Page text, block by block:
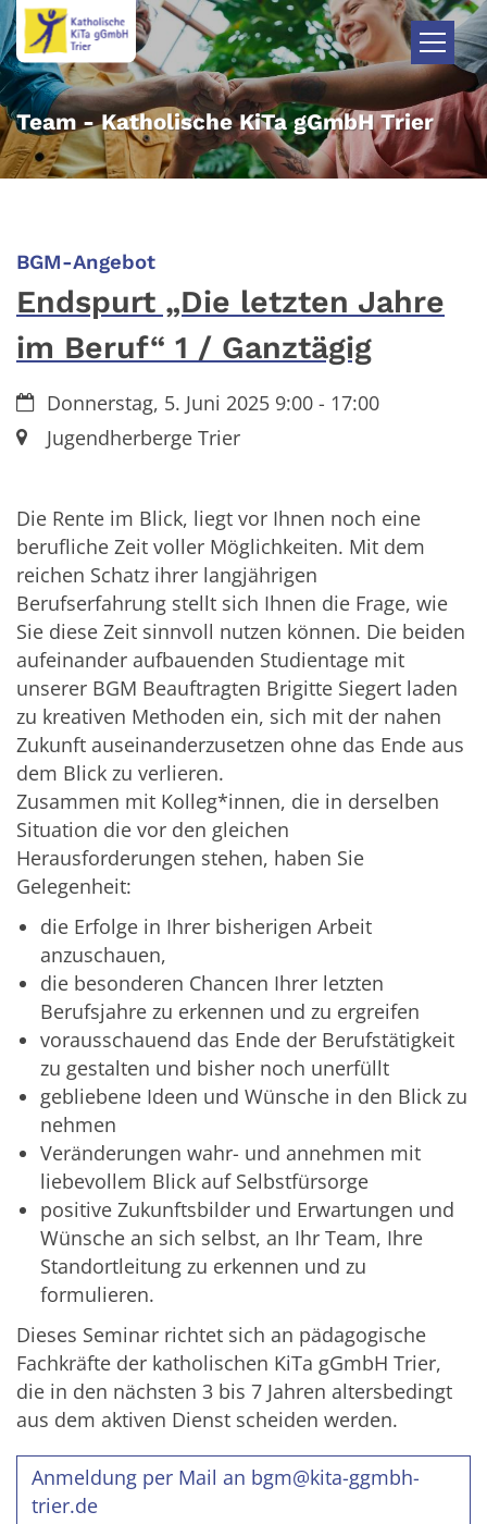
Zum Inhalt springen
Team - Katholische KiTa gGmbH Trier
BGM-Angebot:
Endspurt „Die letzten Jahre
im Beruf“ 1 / Ganztägig
Datum:Donnerstag, 5. Juni 2025 9:00 - 17:00
Ort:Jugendherberge Trier
Die Rente im Blick, liegt vor Ihnen noch eine
berufliche Zeit voller Möglichkeiten. Mit dem
reichen Schatz ihrer langjährigen
Berufserfahrung stellt sich Ihnen die Frage, wie
Sie diese Zeit sinnvoll nutzen können. Die beiden
aufeinander aufbauenden Studientage mit
unserer BGM Beauftragten Brigitte Siegert laden
zu kreativen Methoden ein, sich mit der nahen
Zukunft auseinanderzusetzen ohne das Ende aus
dem Blick zu verlieren.
Zusammen mit Kolleg*innen, die in derselben
Situation die vor den gleichen
Herausforderungen stehen, haben Sie
Gelegenheit:
die Erfolge in Ihrer bisherigen Arbeit
anzuschauen,
die besonderen Chancen Ihrer letzten
Berufsjahre zu erkennen und zu ergreifen
vorausschauend das Ende der Berufstätigkeit
zu gestalten und bisher noch unerfüllt
gebliebene Ideen und Wünsche in den Blick zu
nehmen
Veränderungen wahr- und annehmen mit
liebevollem Blick auf Selbstfürsorge
positive Zukunftsbilder und Erwartungen und
Wünsche an sich selbst, an Ihr Team, Ihre
Standortleitung zu erkennen und zu
formulieren.
Dieses Seminar richtet sich an pädagogische
Fachkräfte der katholischen KiTa gGmbH Trier,
die in den nächsten 3 bis 7 Jahren altersbedingt
aus dem aktiven Dienst scheiden werden.
Anmeldung per Mail an bgm@kita-ggmbh-
trier.de